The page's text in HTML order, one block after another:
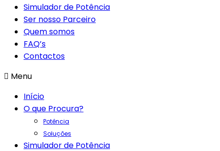
Simulador de Potência
Ser nosso Parceiro
Quem somos
FAQ’s
Contactos
Menu
Início
O que Procura?
Potência
Soluções
Simulador de Potência